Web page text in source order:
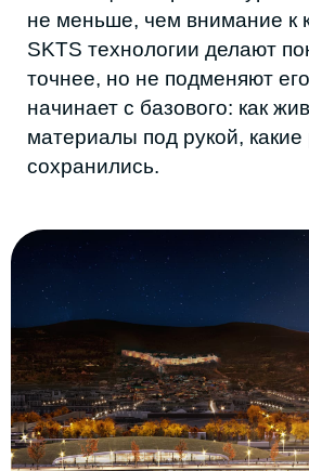
которые держатся за горский код,
RUSLAN GUSENOW
ARCHITECTURE
Баланс прошлого и будущего, по
архитектуры: работу с рельефом,
компактность, естественные
свет и масштаб. Это делает проекты
современными, но не
местом.
Идентичность держится не на
а на материальности, пропорциях и
честной структуре. Современность
появляется через работу со